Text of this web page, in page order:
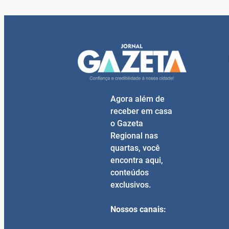
Agora além de
receber em casa
o Gazeta
Regional nas
quartas, você
encontra aqui,
conteúdos
exclusivos.
Nossos canais: